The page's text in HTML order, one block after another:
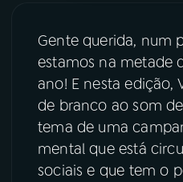
06VIDEOCASTS
07ÚLTIMAS
08FESTIVAL DE MÚSICA
Gente querida, num
estamos na metade
ano! E nesta edição,
de branco ao som
tema de uma
mental que está
sociais e que tem o